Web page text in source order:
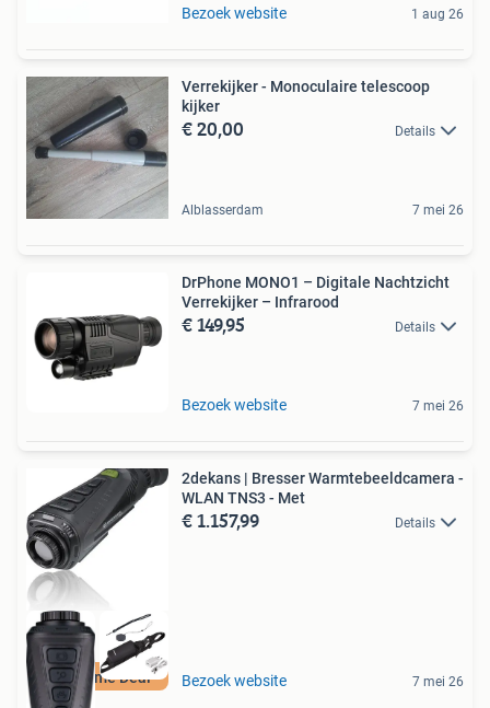
Bezoek website 1 aug 26
Verrekijker - Monoculaire telescoop
kijker
€ 20,00 Details
Alblasserdam 7 mei 26
DrPhone MONO1 – Digitale Nachtzicht
Verrekijker – Infrarood
€ 149,95 Details
Bezoek website 7 mei 26
Duurzame Deal
2dekans | Bresser Warmtebeeldcamera -
WLAN TNS3 - Met
€ 1.157,99 Details
Bezoek website 7 mei 26